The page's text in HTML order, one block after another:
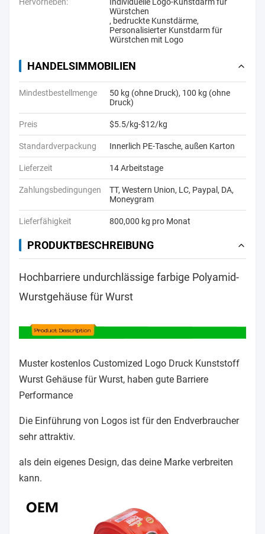
Würstchen
, bedruckte Kunstdärme,
Personalisierter Kunstdarm für
Würstchen mit Logo
HANDELSIMMOBILIEN
Mindestbestellmenge
50 kg (ohne Druck), 100 kg (ohne
Druck)
Preis $5.5/kg-$12/kg
Standardverpackung Innerlich PE-Tasche, außen Karton
Lieferzeit 14 Arbeitstage
Zahlungsbedingungen
TT, Western Union, LC, Paypal, DA,
Moneygram
Lieferfähigkeit 800,000 kg pro Monat
PRODUKTBESCHREIBUNG
Hochbarriere undurchlässige farbige Polyamid-
Wurstgehäuse für Wurst
Muster kostenlos Customized Logo Druck Kunststoff
Wurst Gehäuse für Wurst, haben gute Barriere
Performance
Die Einführung von Logos ist für den Endverbraucher
sehr attraktiv.
als dein eigenes Design, das deine Marke verbreiten
kann.